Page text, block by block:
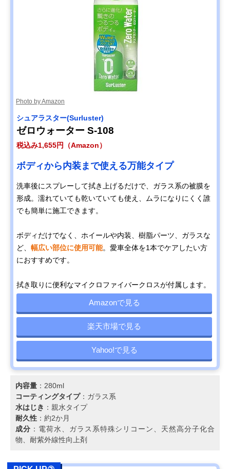
Photo by Amazon
シュアラスター(Surluster)
ゼロウォーター ‎S-108
税込み1,655円（Amazon）
ボディから内装まで使える万能タイプ
洗車後にスプレーして拭き上げるだけで、ガラス系の被膜を
形成。濡れていても乾いていても使え、ムラになりにくく誰
でも簡単に施工できます。
ボディだけでなく、ホイールや内装、樹脂パーツ、ガラスな
ど、 幅広い部位に使用可能。愛車全体を1本でケアしたい方
におすすめです。
拭き取りに便利なマイクロファイバークロスが付属します。
Amazonで見る
楽天市場で見る
Yahoo!で見る
内容量 ：280ml
コーティングタイプ：ガラス系
水はじき ：親水タイプ
耐久性 ：約2か月
成分 ：電荷水、ガラス系特殊シリコーン、天然高分子化合
物、耐紫外線性向上剤